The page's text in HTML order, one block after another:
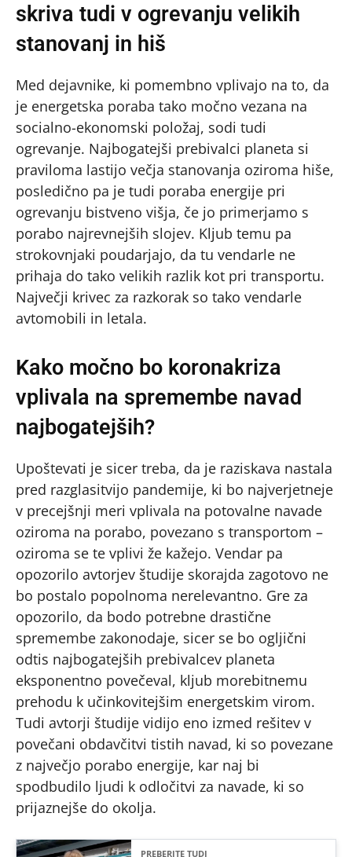
skriva tudi v ogrevanju velikih
stanovanj in hiš
Med dejavnike, ki pomembno vplivajo na to, da
je energetska poraba tako močno vezana na
socialno-ekonomski položaj, sodi tudi
ogrevanje. Najbogatejši prebivalci planeta si
praviloma lastijo večja stanovanja oziroma hiše,
posledično pa je tudi poraba energije pri
ogrevanju bistveno višja, če jo primerjamo s
porabo najrevnejših slojev. Kljub temu pa
strokovnjaki poudarjajo, da tu vendarle ne
prihaja do tako velikih razlik kot pri transportu.
Največji krivec za razkorak so tako vendarle
avtomobili in letala.
Kako močno bo koronakriza
vplivala na spremembe navad
najbogatejših?
Upoštevati je sicer treba, da je raziskava nastala
pred razglasitvijo pandemije, ki bo najverjetneje
v precejšnji meri vplivala na potovalne navade
oziroma na porabo, povezano s transportom –
oziroma se te vplivi že kažejo. Vendar pa
opozorilo avtorjev študije skorajda zagotovo ne
bo postalo popolnoma nerelevantno. Gre za
opozorilo, da bodo potrebne drastične
spremembe zakonodaje, sicer se bo ogljični
odtis najbogatejših prebivalcev planeta
eksponentno povečeval, kljub morebitnemu
prehodu k učinkovitejšim energetskim virom.
Tudi avtorji študije vidijo eno izmed rešitev v
povečani obdavčitvi tistih navad, ki so povezane
z največjo porabo energije, kar naj bi
spodbudilo ljudi k odločitvi za navade, ki so
prijaznejše do okolja.
PREBERITE TUDI